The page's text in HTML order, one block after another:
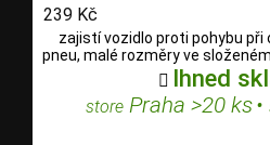
239 Kč
zajistí vozidlo proti pohybu při
pneu, malé rozměry ve
 Ihned
storePraha >20 ks•